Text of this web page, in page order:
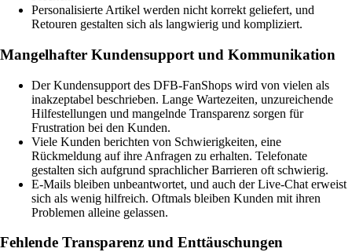
Personalisierte Artikel werden nicht korrekt geliefert, und
Retouren gestalten sich als langwierig und kompliziert.
Mangelhafter Kundensupport und Kommunikation
Der Kundensupport des DFB-FanShops wird von vielen als
inakzeptabel beschrieben. Lange Wartezeiten, unzureichende
Hilfestellungen und mangelnde Transparenz sorgen für
Frustration bei den Kunden.
Viele Kunden berichten von Schwierigkeiten, eine
Rückmeldung auf ihre Anfragen zu erhalten. Telefonate
gestalten sich aufgrund sprachlicher Barrieren oft schwierig.
E-Mails bleiben unbeantwortet, und auch der Live-Chat erweist
sich als wenig hilfreich. Oftmals bleiben Kunden mit ihren
Problemen alleine gelassen.
Fehlende Transparenz und Enttäuschungen